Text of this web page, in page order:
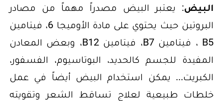
البيض: يعتبر البيض مصدراً مهماً من مصادر
البروتين حيث يحتوي على مادة الأوميجا 6، فيتامين
B5 ، فيتامين B7، فيتامين B12، وبعض المعادن
المفيدة للجسم كالحديد، البوتاسيوم، الفسفور،
الكبريت... يمكن استخدام البيض أيضاً في عمل
خلطات طبيعية لعلاج تساقط الشعر وتقويته